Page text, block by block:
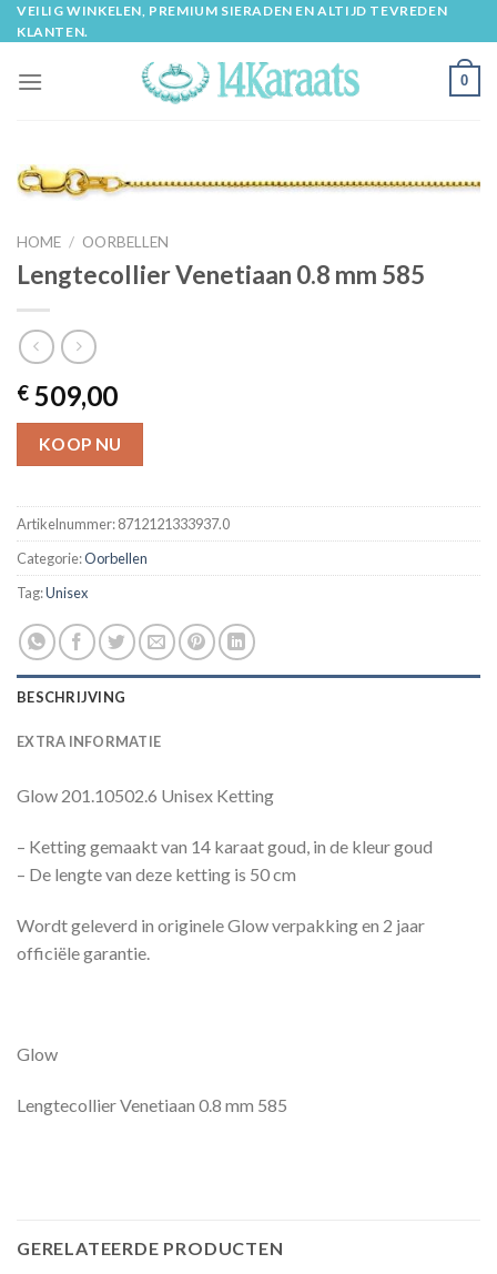
Skip
to
VEILIG WINKELEN, PREMIUM SIERADEN EN ALTIJD TEVREDEN
KLANTEN.
0
HOME / OORBELLEN
Lengtecollier Venetiaan 0.8 mm 585
€ 509,00
KOOP NU
Artikelnummer:8712121333937.0
Categorie:Oorbellen
Tag:Unisex
BESCHRIJVING
EXTRA INFORMATIE
Glow 201.10502.6 Unisex Ketting
– Ketting gemaakt van 14 karaat goud, in de kleur goud
– De lengte van deze ketting is 50 cm
Wordt geleverd in originele Glow verpakking en 2 jaar
officiële garantie.
Glow
Lengtecollier Venetiaan 0.8 mm 585
GERELATEERDE PRODUCTEN